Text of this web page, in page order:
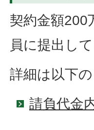
契約金額200
員に提出し
詳細は以下
請負代金